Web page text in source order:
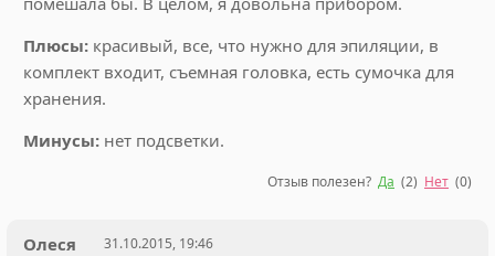
Плюсы: красивый, все, что нужно для эпиляции, в
комплект входит, съемная головка, есть сумочка для
хранения.
Минусы: нет подсветки.
Отзыв полезен? Да (2) Нет (0)
Олеся 31.10.2015, 19:46